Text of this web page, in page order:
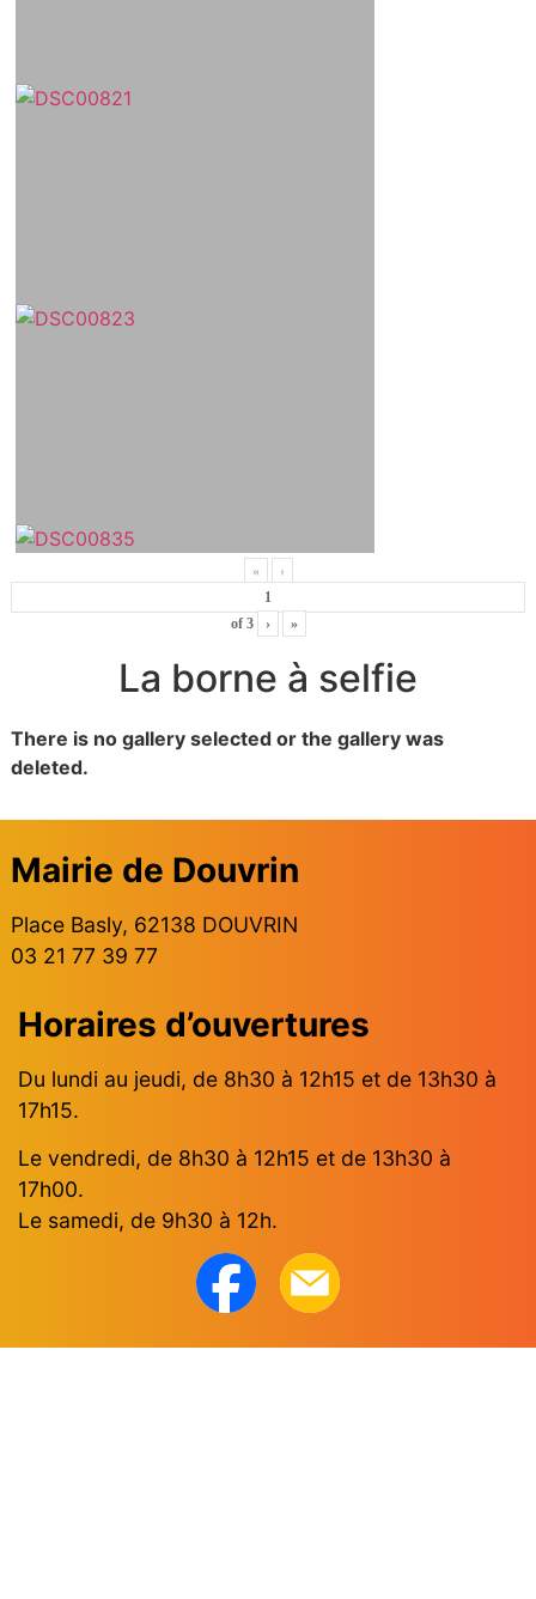
« ‹
of 3 › »
La borne à selfie
There is no gallery selected or the gallery was
deleted.
Mairie de Douvrin
Place Basly, 62138 DOUVRIN
03 21 77 39 77
Horaires d’ouvertures
Du lundi au jeudi, de 8h30 à 12h15 et de 13h30 à
17h15.
Le vendredi, de 8h30 à 12h15 et de 13h30 à
17h00.
Le samedi, de 9h30 à 12h.